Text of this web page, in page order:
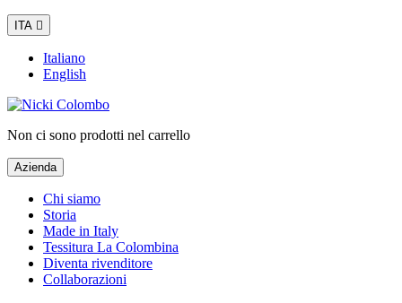
ITA 
Italiano
English
Non ci sono prodotti nel carrello
Azienda
Chi siamo
Storia
Made in Italy
Tessitura La Colombina
Diventa rivenditore
Collaborazioni